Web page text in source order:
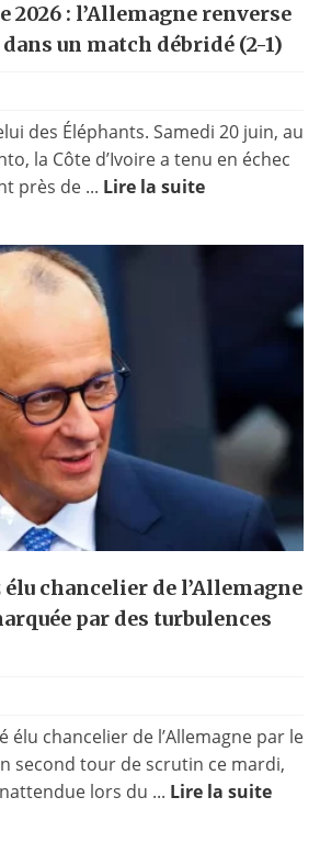
2026 : l’Allemagne renverse
un match débridé (2-1)
des Éléphants. Samedi 20 juin, au
la Côte d’Ivoire a tenu en échec
près de ... Lire la suite
chancelier de l’Allemagne
par des turbulences
élu chancelier de l’Allemagne par le
second tour de scrutin ce mardi,
lors du ... Lire la suite